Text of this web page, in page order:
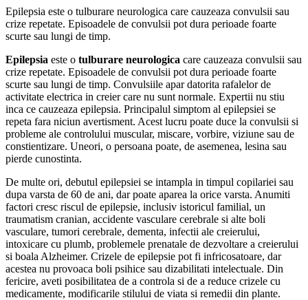
Epilepsia este o tulburare neurologica care cauzeaza convulsii sau
crize repetate. Episoadele de convulsii pot dura perioade foarte
scurte sau lungi de timp.
Epilepsia este o tulburare neurologica care cauzeaza convulsii sau
crize repetate. Episoadele de convulsii pot dura perioade foarte
scurte sau lungi de timp. Convulsiile apar datorita rafalelor de
activitate electrica in creier care nu sunt normale. Expertii nu stiu
inca ce cauzeaza epilepsia. Principalul simptom al epilepsiei se
repeta fara niciun avertisment. Acest lucru poate duce la convulsii si
probleme ale controlului muscular, miscare, vorbire, viziune sau de
constientizare. Uneori, o persoana poate, de asemenea, lesina sau
pierde cunostinta.
De multe ori, debutul epilepsiei se intampla in timpul copilariei sau
dupa varsta de 60 de ani, dar poate aparea la orice varsta. Anumiti
factori cresc riscul de epilepsie, inclusiv istoricul familial, un
traumatism cranian, accidente vasculare cerebrale si alte boli
vasculare, tumori cerebrale, dementa, infectii ale creierului,
intoxicare cu plumb, problemele prenatale de dezvoltare a creierului
si boala Alzheimer. Crizele de epilepsie pot fi infricosatoare, dar
acestea nu provoaca boli psihice sau dizabilitati intelectuale. Din
fericire, aveti posibilitatea de a controla si de a reduce crizele cu
medicamente, modificarile stilului de viata si remedii din plante.